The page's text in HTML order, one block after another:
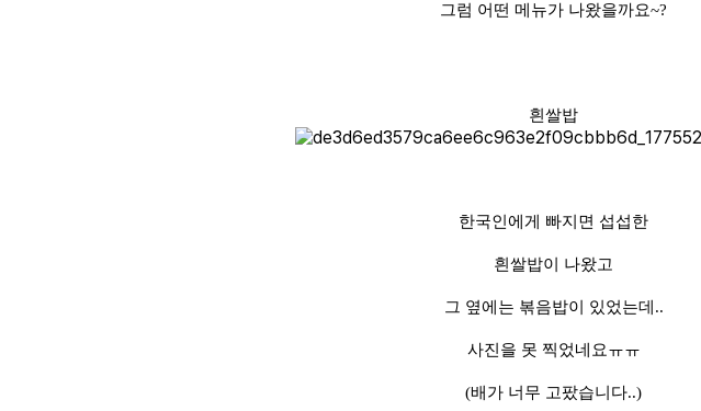
그럼 어떤 메뉴가 나왔을까요~?
흰쌀밥
한국인에게 빠지면 섭섭한
흰쌀밥이 나왔고
그 옆에는 볶음밥이 있었는데..
사진을 못 찍었네요ㅠㅠ
(배가 너무 고팠습니다..)